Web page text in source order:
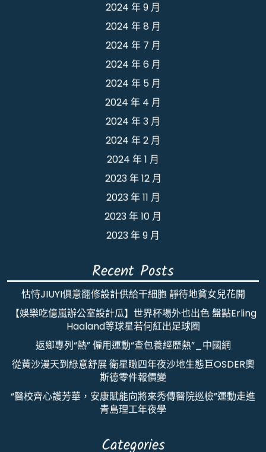
2024 年 9 月
2024 年 8 月
2024 年 7 月
2024 年 6 月
2024 年 5 月
2024 年 4 月
2024 年 3 月
2024 年 2 月
2024 年 1 月
2023 年 12 月
2023 年 11 月
2023 年 10 月
2023 年 9 月
Recent Posts
怙恃JIUYI俱意翻修設計供給干細胞 靜待地貧女兒花開
【娛樂吃億嵐辦公室設計瓜】世界杯場外也出色 盤點Erling
Haaland等球星若何紅出足球圈
返鄉專列“熱” 僱用運動“查包養經歷熱”_中國網
從黃沙漫天到綠意舒展 衛星瞰四年夜沙地生態巨OSDER奧
斯德零件報價變
“醫校齊心護芳華，安康賦能向將來秀傳醫院巡檢”運動走進
青島理工年夜學
Categories